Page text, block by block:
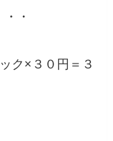
・
ク×３０円＝３